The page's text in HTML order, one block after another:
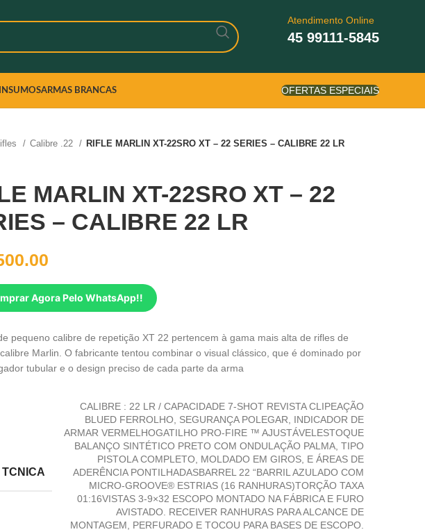
Atendimento Online
45 99111-5845
ARMAS BRANCAS OFERTAS ESPECIAIS
Calibre .22 RIFLE MARLIN XT-22SRO XT – 22 SERIES – CALIBRE 22 LR
MARLIN XT-22SRO XT – 22
– CALIBRE 22 LR
Agora Pelo WhatsApp!!
pequeno calibre de repetição XT 22 pertencem à gama mais alta de rifles de
Marlin. O fabricante tentou combinar o visual clássico, que é dominado por
tubular e o design preciso de cada parte da arma
TCNICA
CALIBRE : 22 LR / CAPACIDADE 7-SHOT REVISTA CLIPEAÇÃO
BLUED FERROLHO, SEGURANÇA POLEGAR, INDICADOR DE
ARMAR VERMELHOGATILHO PRO-FIRE ™ AJUSTÁVELESTOQUE
BALANÇO SINTÉTICO PRETO COM ONDULAÇÃO PALMA, TIPO
PISTOLA COMPLETO, MOLDADO EM GIROS, E ÁREAS DE
ADERÊNCIA PONTILHADASBARREL 22 “BARRIL AZULADO COM
MICRO-GROOVE® ESTRIAS (16 RANHURAS)TORÇÃO TAXA
01:16VISTAS 3-9×32 ESCOPO MONTADO NA FÁBRICA E FURO
AVISTADO. RECEIVER RANHURAS PARA ALCANCE DE
MONTAGEM, PERFURADO E TOCOU PARA BASES DE ESCOPO.